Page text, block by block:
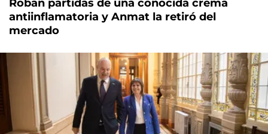
Roban partidas de una conocida crema
antiinflamatoria y Anmat la retiró del
mercado